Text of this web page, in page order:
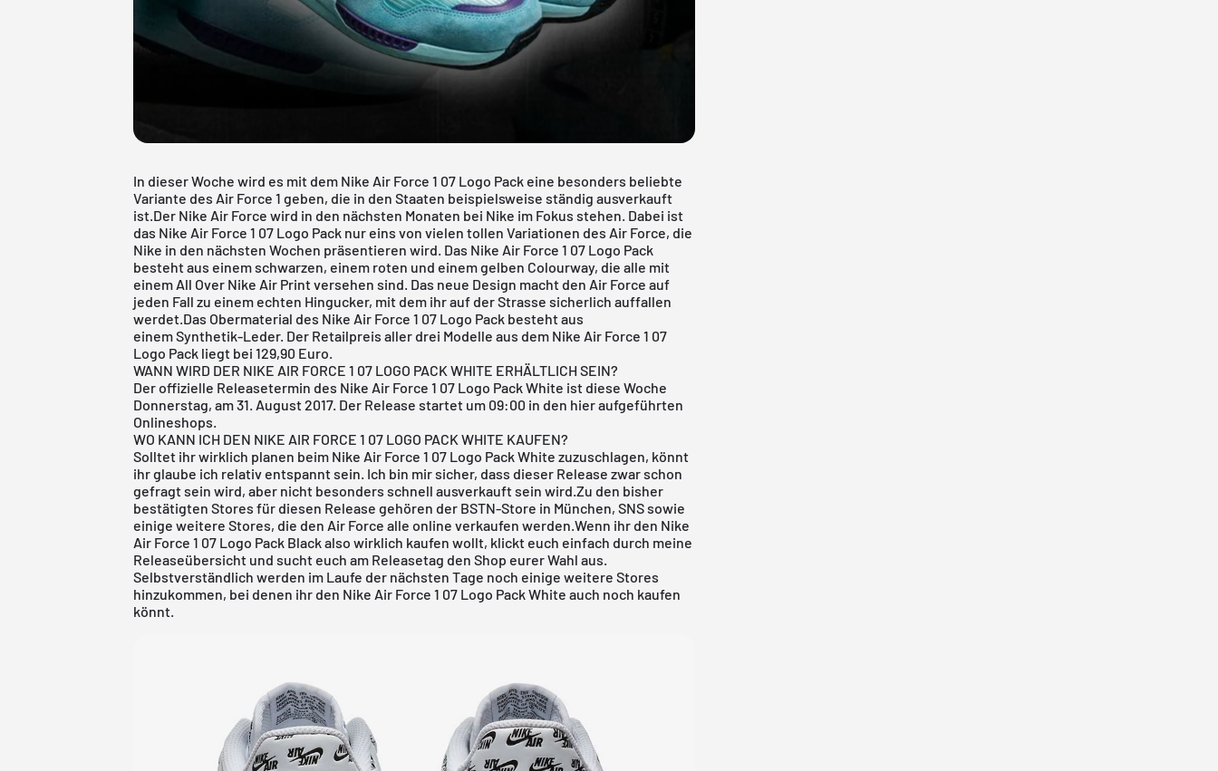
In dieser Woche wird es mit dem Nike Air Force 1 07 Logo Pack eine besonders beliebte
Variante des Air Force 1 geben, die in den Staaten beispielsweise ständig ausverkauft
ist.Der Nike Air Force wird in den nächsten Monaten bei Nike im Fokus stehen. Dabei ist
das Nike Air Force 1 07 Logo Pack nur eins von vielen tollen Variationen des Air Force, die
Nike in den nächsten Wochen präsentieren wird. Das Nike Air Force 1 07 Logo Pack
besteht aus einem schwarzen, einem roten und einem gelben Colourway, die alle mit
einem All Over Nike Air Print versehen sind. Das neue Design macht den Air Force auf
jeden Fall zu einem echten Hingucker, mit dem ihr auf der Strasse sicherlich auffallen
werdet.Das Obermaterial des Nike Air Force 1 07 Logo Pack besteht aus
einem Synthetik-Leder. Der Retailpreis aller drei Modelle aus dem Nike Air Force 1 07
Logo Pack liegt bei 129,90 Euro.
WANN WIRD DER NIKE AIR FORCE 1 07 LOGO PACK WHITE ERHÄLTLICH SEIN?
Der offizielle Releasetermin des Nike Air Force 1 07 Logo Pack White ist diese Woche
Donnerstag, am 31. August 2017. Der Release startet um 09:00 in den hier aufgeführten
Onlineshops.
WO KANN ICH DEN NIKE AIR FORCE 1 07 LOGO PACK WHITE KAUFEN?
Solltet ihr wirklich planen beim Nike Air Force 1 07 Logo Pack White zuzuschlagen, könnt
ihr glaube ich relativ entspannt sein. Ich bin mir sicher, dass dieser Release zwar schon
gefragt sein wird, aber nicht besonders schnell ausverkauft sein wird.Zu den bisher
bestätigten Stores für diesen Release gehören der BSTN-Store in München,SNSsowie
einige weitere Stores, die den Air Force alle online verkaufen werden.Wenn ihr den Nike
Air Force 1 07 Logo Pack Black also wirklich kaufen wollt, klickt euch einfach durch meine
Releaseübersicht und sucht euch am Releasetag den Shop eurer Wahl aus.
Selbstverständlich werden im Laufe der nächsten Tage noch einige weitere Stores
hinzukommen, bei denen ihr den Nike Air Force 1 07 Logo Pack White auch noch kaufen
könnt.